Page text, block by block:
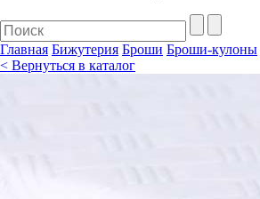
Главная Бижутерия Броши Броши-кулоны
< Вернуться в каталог